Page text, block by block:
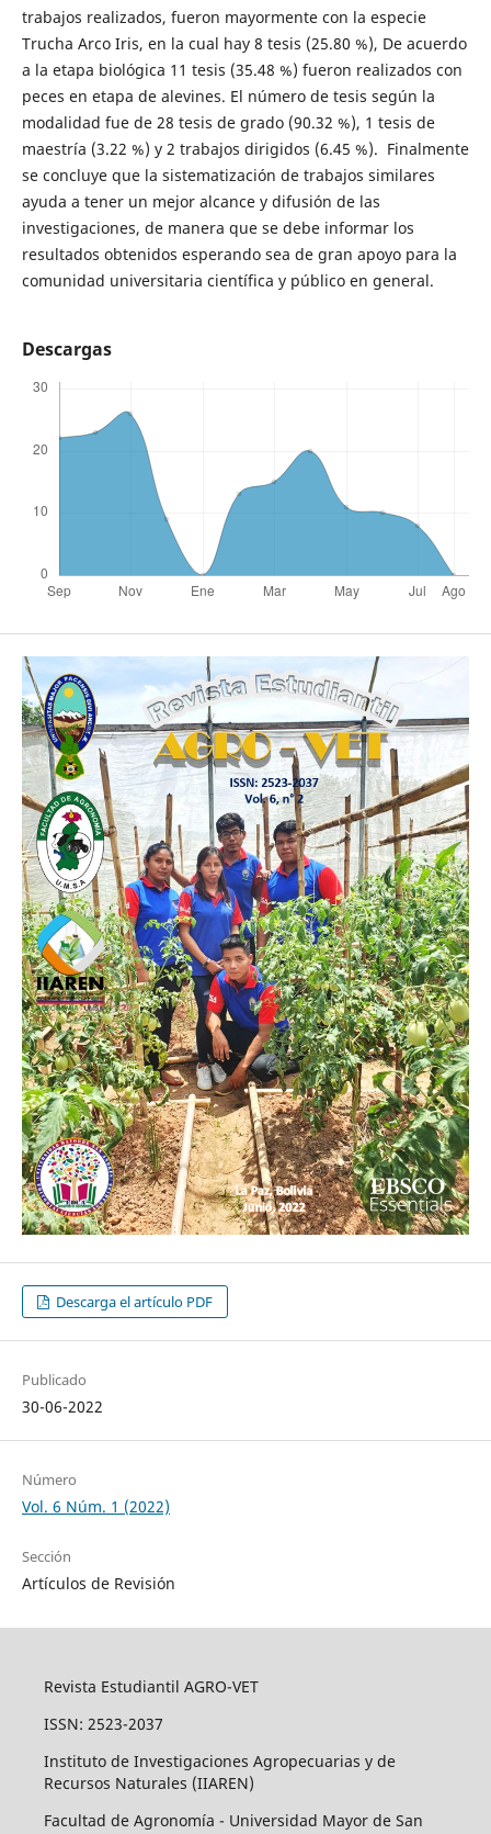
trabajos realizados, fueron mayormente con la especie
Trucha Arco Iris, en la cual hay 8 tesis (25.80 %), De acuerdo
a la etapa biológica 11 tesis (35.48 %) fueron realizados con
peces en etapa de alevines. El número de tesis según la
modalidad fue de 28 tesis de grado (90.32 %), 1 tesis de
maestría (3.22 %) y 2 trabajos dirigidos (6.45 %). Finalmente
se concluye que la sistematización de trabajos similares
ayuda a tener un mejor alcance y difusión de las
investigaciones, de manera que se debe informar los
resultados obtenidos esperando sea de gran apoyo para la
comunidad universitaria científica y público en general.
Descargas
Descarga el artículo PDF
Publicado
30-06-2022
Número
Vol. 6 Núm. 1 (2022)
Sección
Artículos de Revisión
Revista Estudiantil AGRO-VET
ISSN: 2523-2037
Instituto de Investigaciones Agropecuarias y de
Recursos Naturales (IIAREN)
Facultad de Agronomía - Universidad Mayor de San